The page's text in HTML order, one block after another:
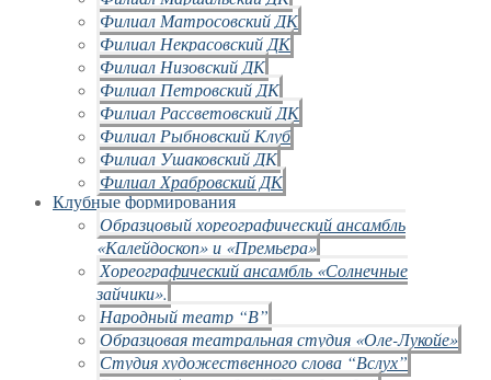
Филиал Матросовский ДК
Филиал Некрасовский ДК
Филиал Низовский ДК
Филиал Петровский ДК
Филиал Рассветовский ДК
Филиал Рыбновский Клуб
Филиал Ушаковский ДК
Филиал Храбровский ДК
Клубные формирования
Образцовый хореографический ансамбль
«Калейдоскоп» и «Премьера»
Хореографический ансамбль «Солнечные
зайчики».
Народный театр “В”
Образцовая театральная студия «Оле-Лукойе»
Студия художественного слова “Вслух”